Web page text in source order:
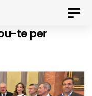
Toggle
te per